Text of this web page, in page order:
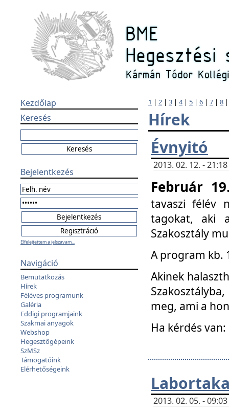
Kezdőlap
Keresés
Bejelentkezés
Elfelejtettem a jelszavam...
Navigáció
Bemutatkozás
Hírek
Féléves programunk
Galéria
Eddigi programjaink
Szakmai anyagok
Webshop
Hegesztőgépeink
SzMSz
Támogatóink
Elérhetőségeink
1 | 2 | 3 | 4| 5 | 6 | 7 | 8
Hírek
Évnyitó
2013. 02. 12. -
Február
tavaszi félév
tagokat, aki
Szakosztály
A program kb.
Akinek
meg, ami a
Ha kérdés
2013. 02. 05. -